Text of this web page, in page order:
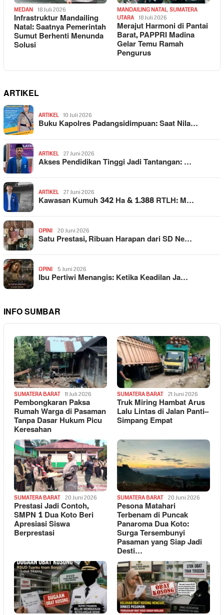
MEDAN 18 Juli 2026
Infrastruktur Mandailing
Natal: Saatnya Pemerintah
Sumut Berhenti Menunda
Solusi
MANDAILING NATAL, SUMATERA
UTARA
18 Juli 2026
Merajut Harmoni di Pantai
Barat, PAPPRI Madina
Gelar Temu Ramah
Pengurus
ARTIKEL
ARTIKEL 10 Juli 2026
Buku Kapolres Padangsidimpuan: Saat Nila…
ARTIKEL 27 Juni 2026
Akses Pendidikan Tinggi Jadi Tantangan: …
ARTIKEL 27 Juni 2026
Kawasan Kumuh 342 Ha & 1.388 RTLH: M…
OPINI 20 Juni 2026
Satu Prestasi, Ribuan Harapan dari SD Ne…
OPINI 5 Juni 2026
Ibu Pertiwi Menangis: Ketika Keadilan Ja…
INFO SUMBAR
SUMATERA BARAT 11 Juli 2026
Pembongkaran Paksa
Rumah Warga di Pasaman
Tanpa Dasar Hukum Picu
Keresahan
SUMATERA BARAT 21 Juni 2026
Truk Miring Hambat Arus
Lalu Lintas di Jalan Panti–
Simpang Empat
SUMATERA BARAT 20 Juni 2026
Prestasi Jadi Contoh,
SMPN 1 Dua Koto Beri
Apresiasi Siswa
Berprestasi
SUMATERA BARAT 20 Juni 2026
Pesona Matahari
Terbenam di Puncak
Panaroma Dua Koto:
Surga Tersembunyi
Pasaman yang Siap Jadi
Desti…